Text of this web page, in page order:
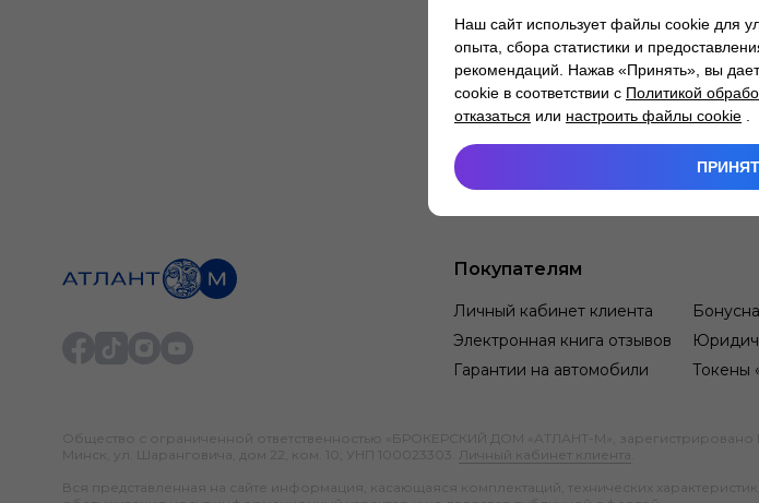
Покупателям
Личный кабинет клиента
Электронная книга отзывов
Гарантии на автомобили
Токены
Общество с ограниченной ответственностью «БРОКЕРСКИЙ ДОМ «АТЛАНТ-М», зарегистрировано
Минск, ул. Шаранговича, дом 22, ком. 10; УНП 100023303.
Личный кабинет клиента
Вся представленная на сайте информация, касающаяся комплектаций, технических
Наш сайт использует файлы cookie для
опыта, сбора статистики и
рекомендаций. Нажав «Принять», вы
cookie в соответствии с Политикой
отказаться или настроить файлы cookie